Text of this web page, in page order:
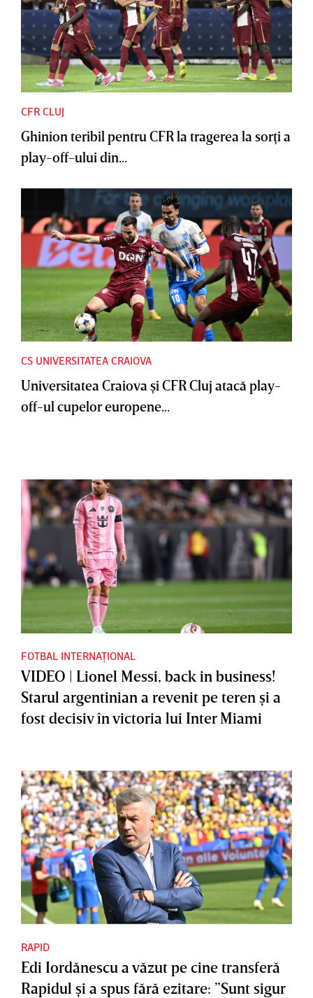
CFR CLUJ
Ghinion teribil pentru CFR la tragerea la sorţi a
play-off-ului din...
CS UNIVERSITATEA CRAIOVA
Universitatea Craiova şi CFR Cluj atacă play-
off-ul cupelor europene...
FOTBAL INTERNAȚIONAL
VIDEO | Lionel Messi, back in business!
Starul argentinian a revenit pe teren şi a
fost decisiv în victoria lui Inter Miami
RAPID
Edi Iordănescu a văzut pe cine transferă
Rapidul şi a spus fără ezitare: ”Sunt sigur